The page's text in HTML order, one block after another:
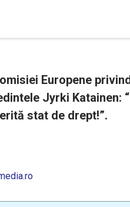
Europene
Jyrki Katainen:
stat de drept!”.